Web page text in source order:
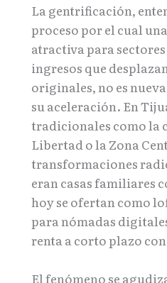
La gentrificación,
proceso por el cual
atractiva para
ingresos que
originales, no es
su aceleración. En
tradicionales como la
Libertad o la Zona
transformaciones
eran casas familiares
hoy se ofertan como
para nómadas
renta a corto plazo
El fenómeno se